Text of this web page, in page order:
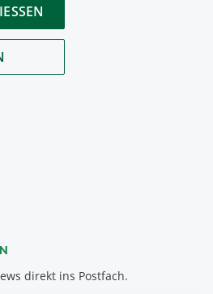
direkt ins Postfach.